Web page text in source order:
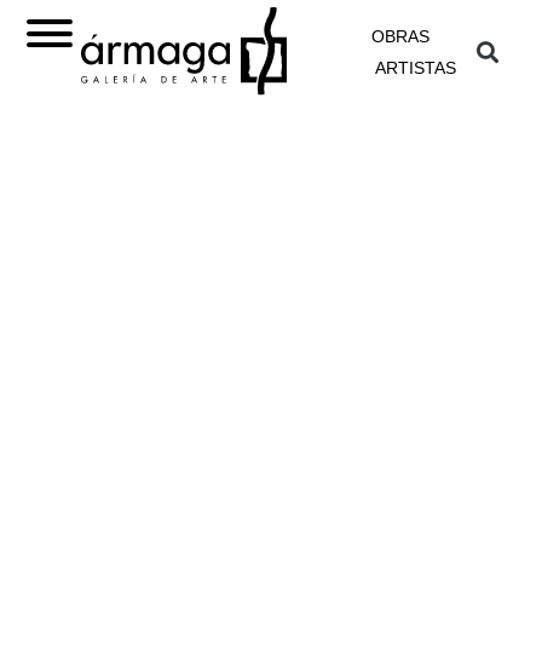
OBRAS
ARTISTAS